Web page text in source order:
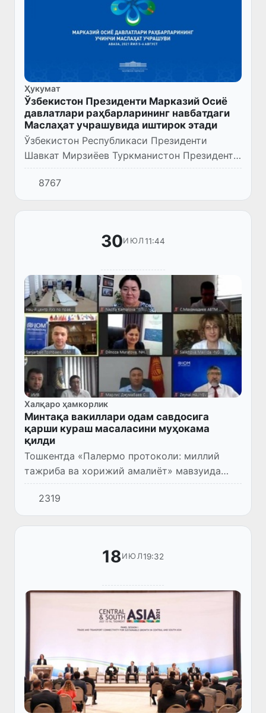
Ҳукумат
Ўзбекистон Президенти Марказий Осиё
давлатлари раҳбарларининг навбатдаги
Маслаҳат учрашувида иштирок этади
Ўзбекистон Республикаси Президенти
Шавкат Мирзиёев Туркманистон Президенти
Гурбангули Бердимуҳамедовнинг таклифига
биноан 5-6 август кунлари
Туркманистондаги “Аваза” миллий сайёҳли...
8767
30ИЮЛ 11:44
Халқаро ҳамкорлик
Минтақа вакиллари одам савдосига
қарши кураш масаласини муҳокама
қилди
Тошкентда «Палермо протоколи: миллий
тажриба ва хорижий амалиёт» мавзуида
ўтказилган халқаро форумда Марказий Осиё
минтақаси мамлакатлари ўртасида одам
савдосига қарши курашиш ҳамд...
2319
18ИЮЛ19:32